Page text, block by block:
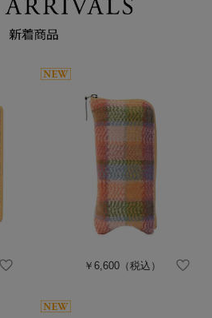
￥6,600（税込）